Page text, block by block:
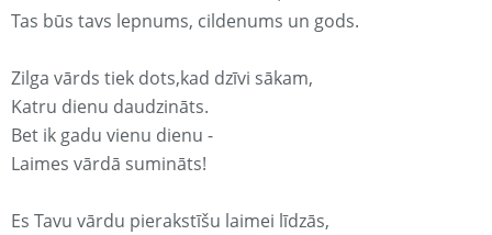
Tas būs tavs lepnums, cildenums un gods.
Zilga vārds tiek dots,kad dzīvi sākam,
Katru dienu daudzināts.
Bet ik gadu vienu dienu -
Laimes vārdā sumināts!
Es Tavu vārdu pierakstīšu laimei līdzās,